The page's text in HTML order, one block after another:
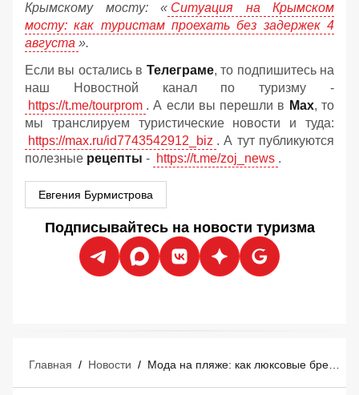
Крымскому мосту: « Ситуация на Крымском
мосту: как туристам проехать без задержек 4
августа ».
Если вы остались в Телеграме, то подпишитесь на
наш Новостной канал по туризму -
https://t.me/tourprom . А если вы перешли в Мах, то
мы транслируем туристические новости и туда:
https://max.ru/id7743542912_biz . А тут публикуются
полезные рецепты - https://t.me/zoj_news .
Евгения Бурмистрова
Подписывайтесь на новости туризма
Главная / Новости / Мода на пляже: как люксовые бренды захватывают курорты Средиземноморья